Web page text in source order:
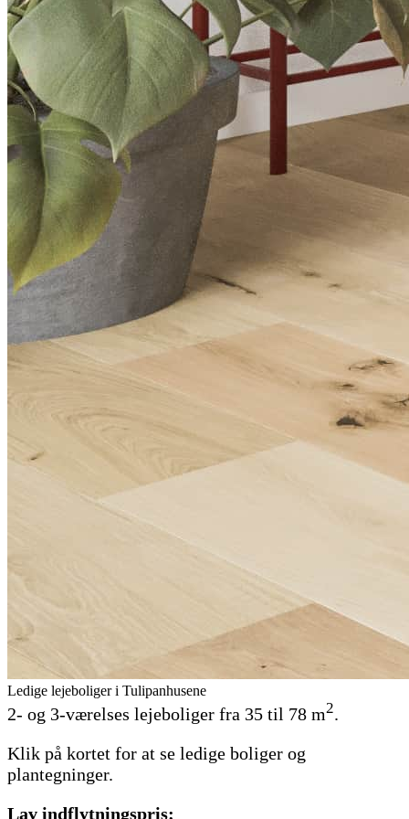
Ledige lejeboliger i Tulipanhusene
2- og 3-værelses lejeboliger fra 35 til 78 m2.
Klik på kortet for at se ledige boliger og
plantegninger.
Lav indflytningspris: